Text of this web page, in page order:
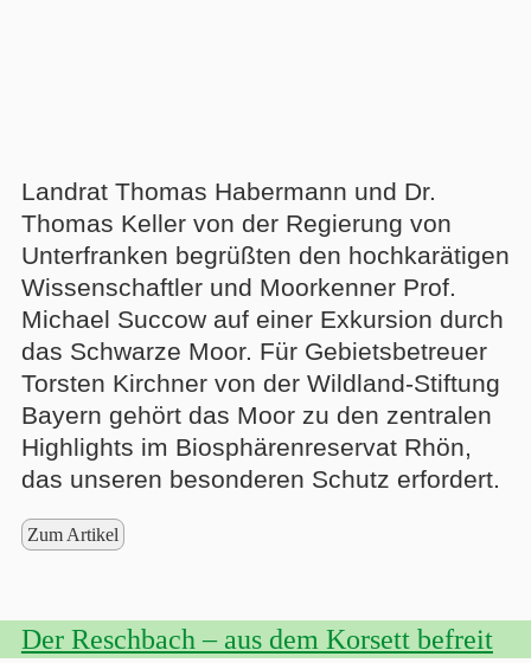
Landrat Thomas Habermann und Dr.
Thomas Keller von der Regierung von
Unterfranken begrüßten den hochkarätigen
Wissenschaftler und Moorkenner Prof.
Michael Succow auf einer Exkursion durch
das Schwarze Moor. Für Gebietsbetreuer
Torsten Kirchner von der Wildland-Stiftung
Bayern gehört das Moor zu den zentralen
Highlights im Biosphärenreservat Rhön,
das unseren besonderen Schutz erfordert.
Zum Artikel
Der Reschbach – aus dem Korsett befreit